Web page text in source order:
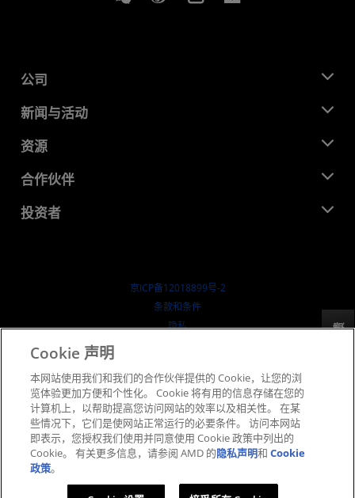
公司
关于 AMD
企业责任
就业机会
联系我们
新闻与活动
新闻中心
媒体库
资源
开发中心
成功案例
合作伙伴
AMD 合作伙伴中心
投资者
京ICP备12018899号-2
​条款和条件
隐私
公开公平竞争
英国税收策略
Cookie 政策
Cookie 设置
反馈
Cookie 声明
本网站使用我们和我们的合作伙伴提供的 Cookie，让您的浏
览体验更加方便和个性化。 Cookie 将有用的信息存储在您的
计算机上，以帮助提高您访问网站的效率以及相关性。 在某
些情况下，它们是使网站正常运行的必要条件。 访问本网站
即表示，您授权我们使用并同意使用 Cookie 政策中列出的
Cookie。 有关更多信息，请参阅 AMD 的隐私声明和Cookie
政策。